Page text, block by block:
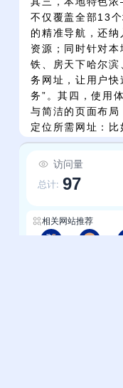
不仅覆盖全部13
的精准导航，还
资源；同时针对
铁、房天下哈尔滨
务网址，让用户快
务”。其四，使用
与简洁的页面布局
定位所需网址：
点“教育-黑龙江公
积金，点“房产-
效率，是黑龙江
访问量
总计: 97
相关网站推荐